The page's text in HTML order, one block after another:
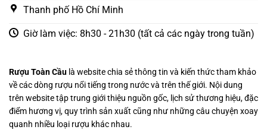
Thanh phố Hồ Chí Minh
Giờ làm việc: 8h30 - 21h30 (tất cả các ngày trong tuần)
Rượu Toàn Cầu là website chia sẻ thông tin và kiến thức tham khảo
về các dòng rượu nổi tiếng trong nước và trên thế giới. Nội dung
trên website tập trung giới thiệu nguồn gốc, lịch sử thương hiệu, đặc
điểm hương vị, quy trình sản xuất cũng như những câu chuyện xoay
quanh nhiều loại rượu khác nhau.